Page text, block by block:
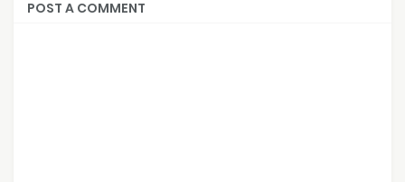
POST A COMMENT